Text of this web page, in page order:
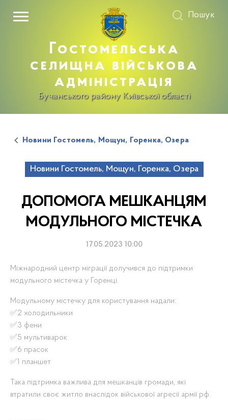
Гостомельська
селищна військова
адміністрація
Бучанського району Київської області
Пошук
Новини Гостомель, Мощун, Горенка, Озера
Новини Гостомель, Мощун, Горенка, Озера
ДОПОМОГА МЕШКАНЦЯМ
МОДУЛЬНОГО МІСТЕЧКА
17.05.2023 10:00
Міжнародний центр міграції долучився до підтримки
модульного містечка у Горенці.
Модульному містечку для користування надали:
✅2 холодильники
✅3 фени
✅5 мультиварок
✅6 прасок
✅1 планшет
Така підтримка важлива для мешканців громади, які
втратили своє житло внаслідок військової агресії армії рф.